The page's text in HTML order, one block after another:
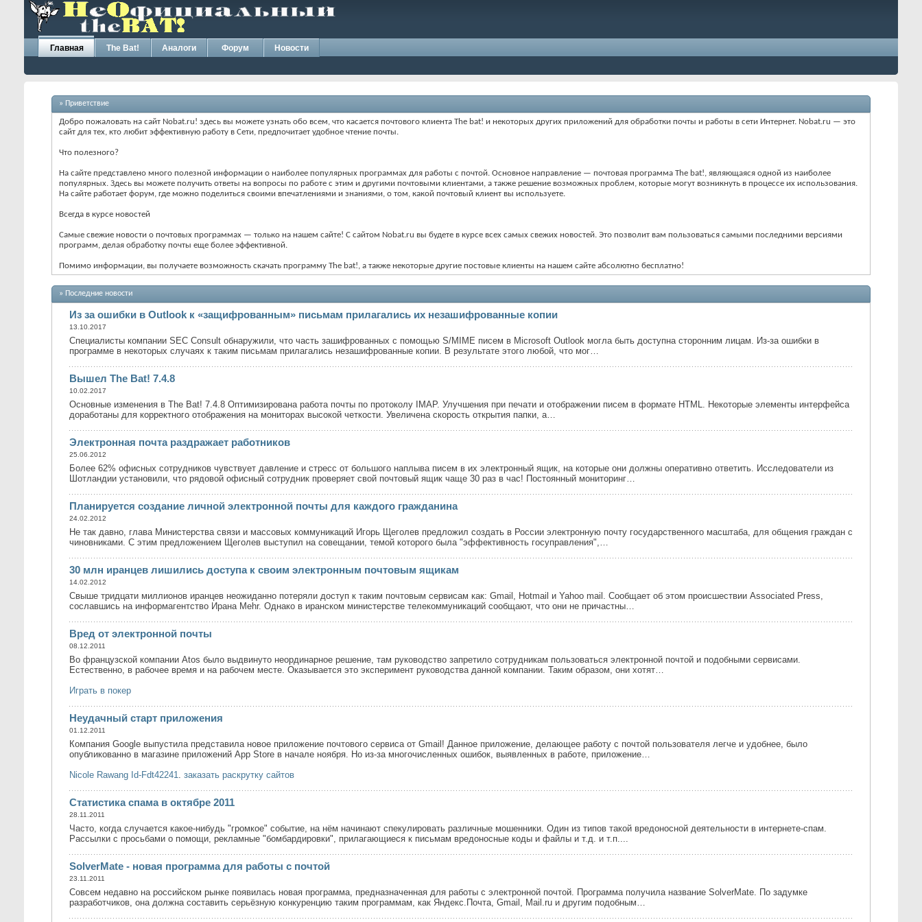
Главная The Bat! Аналоги Форум Новости
» Приветствие
Добро пожаловать на сайт Nobat.ru! здесь вы можете узнать обо всем, что касается почтового клиента The bat! и некоторых других приложений для обработки почты и работы в сети Интернет. Nobat.ru — это
сайт для тех, кто любит эффективную работу в Сети, предпочитает удобное чтение почты.
Что полезного?
На сайте представлено много полезной информации о наиболее популярных программах для работы с почтой. Основное направление — почтовая программа The bat!, являющаяся одной из наиболее
популярных. Здесь вы можете получить ответы на вопросы по работе с этим и другими почтовыми клиентами, а также решение возможных проблем, которые могут возникнуть в процессе их использования.
На сайте работает форум, где можно поделиться своими впечатлениями и знаниями, о том, какой почтовый клиент вы используете.
Всегда в курсе новостей
Самые свежие новости о почтовых программах — только на нашем сайте! С сайтом Nobat.ru вы будете в курсе всех самых свежих новостей. Это позволит вам пользоваться самыми последними версиями
программ, делая обработку почты еще более эффективной.
Помимо информации, вы получаете возможность скачать программу The bat!, а также некоторые другие постовые клиенты на нашем сайте абсолютно бесплатно!
» Последние новости
Из за ошибки в Outlook к «защифрованным» письмам прилагались их незашифрованные копии
13.10.2017
Специалисты компании SEC Consult обнаружили, что часть зашифрованных с помощью S/MIME писем в Microsoft Outlook могла быть доступна сторонним лицам. Из-за ошибки в
программе в некоторых случаях к таким письмам прилагались незашифрованные копии. В результате этого любой, что мог…
Вышел The Bat! 7.4.8
10.02.2017
Основные изменения в The Bat! 7.4.8 Оптимизирована работа почты по протоколу IMAP. Улучшения при печати и отображении писем в формате HTML. Некоторые элементы интерфейса
доработаны для корректного отображения на мониторах высокой четкости. Увеличена скорость открытия папки, а…
Электронная почта раздражает работников
25.06.2012
Более 62% офисных сотрудников чувствует давление и стресс от большого наплыва писем в их электронный ящик, на которые они должны оперативно ответить. Исследователи из
Шотландии установили, что рядовой офисный сотрудник проверяет свой почтовый ящик чаще 30 раз в час! Постоянный мониторинг…
Планируется создание личной электронной почты для каждого гражданина
24.02.2012
Не так давно, глава Министерства связи и массовых коммуникаций Игорь Щеголев предложил создать в России электронную почту государственного масштаба, для общения граждан с
чиновниками. С этим предложением Щеголев выступил на совещании, темой которого была "эффективность госуправления",…
30 млн иранцев лишились доступа к своим электронным почтовым ящикам
14.02.2012
Свыше тридцати миллионов иранцев неожиданно потеряли доступ к таким почтовым сервисам как: Gmail, Hotmail и Yahoo mail. Сообщает об этом происшествии Associated Press,
сославшись на информагентство Ирана Mehr. Однако в иранском министерстве телекоммуникаций сообщают, что они не причастны…
Вред от электронной почты
08.12.2011
Во французской компании Atos было выдвинуто неординарное решение, там руководство запретило сотрудникам пользоваться электронной почтой и подобными сервисами.
Естественно, в рабочее время и на рабочем месте. Оказывается это эксперимент руководства данной компании. Таким образом, они хотят…
Играть в покер
Неудачный старт приложения
01.12.2011
Компания Google выпустила представила новое приложение почтового сервиса от Gmail! Данное приложение, делающее работу с почтой пользователя легче и удобнее, было
опубликованно в магазине приложений App Store в начале ноября. Но из-за многочисленных ошибок, выявленных в работе, приложение…
Nicole Rawang Id-Fdt42241
заказать раскрутку сайтов
Статистика спама в октябре 2011
28.11.2011
Часто, когда случается какое-нибудь "громкое" событие, на нём начинают спекулировать различные мошенники. Один из типов такой вредоносной деятельности в интернете-спам.
Рассылки с просьбами о помощи, рекламные "бомбардировки", прилагающиеся к письмам вредоносные коды и файлы и т.д. и т.п....
SolverMate - новая программа для работы с почтой
23.11.2011
Совсем недавно на российском рынке появилась новая программа, предназначенная для работы с электронной почтой. Программа получила название SolverMate. По задумке
разработчиков, она должна составить серьёзную конкуренцию таким программам, как Яндекс.Почта, Gmail, Mail.ru и другим подобным…